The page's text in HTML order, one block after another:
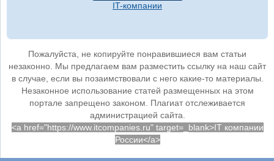
IT-компании
Пожалуйста, не копируйте понравившиеся вам статьи
незаконно. Мы предлагаем вам разместить ссылку на наш сайт
в случае, если вы позаимствовали с него какие-то материалы.
Незаконное использование статей размещенных на этом
портале запрещено законом. Плагиат отслеживается
администрацией сайта.
<a href="https://www.itcompanies.ru" target=_blank>IT компании
России</a>